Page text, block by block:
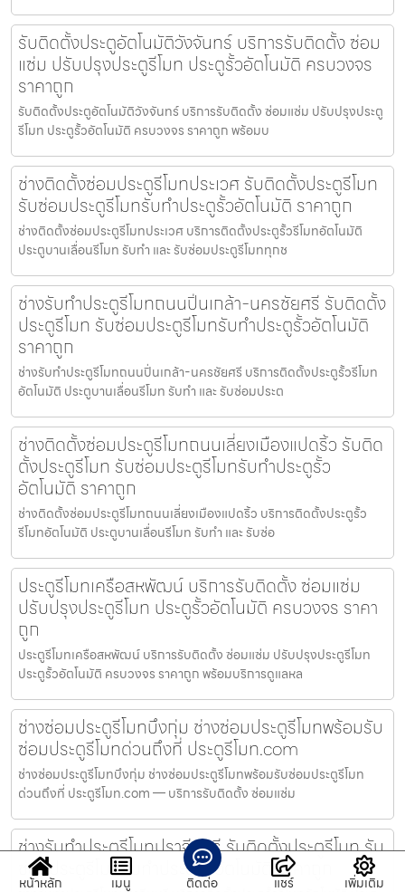
รับติดตั้งประตูอัตโนมัติวังจันทร์ บริการรับติดตั้ง ซ่อม
แซ่ม ปรับปรุงประตูรีโมท ประตูรั้วอัตโนมัติ ครบวงจร
ราคาถูก
รับติดตั้งประตูอัตโนมัติวังจันทร์ บริการรับติดตั้ง ซ่อมแซ่ม ปรับปรุงประตู
รีโมท ประตูรั้วอัตโนมัติ ครบวงจร ราคาถูก พร้อมบ
ช่างติดตั้งซ่อมประตูรีโมทประเวศ รับติดตั้งประตูรีโมท
รับซ่อมประตูรีโมทรับทำประตูรั้วอัตโนมัติ ราคาถูก
ช่างติดตั้งซ่อมประตูรีโมทประเวศ บริการติดตั้งประตูรั้วรีโมทอัตโนมัติ
ประตูบานเลื่อนรีโมท รับทำ และ รับซ่อมประตูรีโมททุกช
ช่างรับทำประตูรีโมทถนนปิ่นเกล้า-นครชัยศรี รับติดตั้ง
ประตูรีโมท รับซ่อมประตูรีโมทรับทำประตูรั้วอัตโนมัติ
ราคาถูก
ช่างรับทำประตูรีโมทถนนปิ่นเกล้า-นครชัยศรี บริการติดตั้งประตูรั้วรีโมท
อัตโนมัติ ประตูบานเลื่อนรีโมท รับทำ และ รับซ่อมประต
ช่างติดตั้งซ่อมประตูรีโมทถนนเลี่ยงเมืองแปดริ้ว รับติด
ตั้งประตูรีโมท รับซ่อมประตูรีโมทรับทำประตูรั้ว
อัตโนมัติ ราคาถูก
ช่างติดตั้งซ่อมประตูรีโมทถนนเลี่ยงเมืองแปดริ้ว บริการติดตั้งประตูรั้ว
รีโมทอัตโนมัติ ประตูบานเลื่อนรีโมท รับทำ และ รับซ่อ
ประตูรีโมทเครือสหพัฒน์ บริการรับติดตั้ง ซ่อมแซ่ม
ปรับปรุงประตูรีโมท ประตูรั้วอัตโนมัติ ครบวงจร ราคา
ถูก
ประตูรีโมทเครือสหพัฒน์ บริการรับติดตั้ง ซ่อมแซ่ม ปรับปรุงประตูรีโมท
ประตูรั้วอัตโนมัติ ครบวงจร ราคาถูก พร้อมบริการดูแลหล
ช่างซ่อมประตูรีโมทบึงกุ่ม ช่างซ่อมประตูรีโมทพร้อมรับ
ซ่อมประตูรีโมทด่วนถึงที่ ประตูรีโมท.com
ช่างซ่อมประตูรีโมทบึงกุ่ม ช่างซ่อมประตูรีโมทพร้อมรับซ่อมประตูรีโมท
ด่วนถึงที่ ประตูรีโมท.com — บริการรับติดตั้ง ซ่อมแซ่ม
ช่างรับทำประตูรีโมทปราจีนบุรี รับติดตั้งประตูรีโมท รับ
ซ่อมประตูรีโมทรับทำประตูรั้วอัตโนมัติ ราคาถูก
หน้าหลัก เมนู ติดต่อ แชร์ เพิ่มเติม